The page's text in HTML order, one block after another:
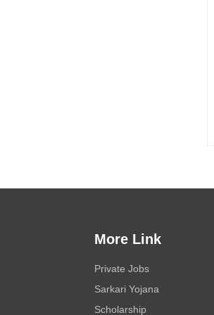
More Link
Private Jobs
Sarkari Yojana
Scholarship